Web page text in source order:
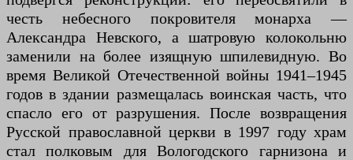
честь небесного покровителя монарха —
Александра Невского, а шатровую колокольню
заменили на более изящную шпилевидную. Во
время Великой Отечественной войны 1941–1945
годов в здании размещалась воинская часть, что
спасло его от разрушения. После возвращения
Русской православной церкви в 1997 году храм
стал полковым для Вологодского гарнизона и